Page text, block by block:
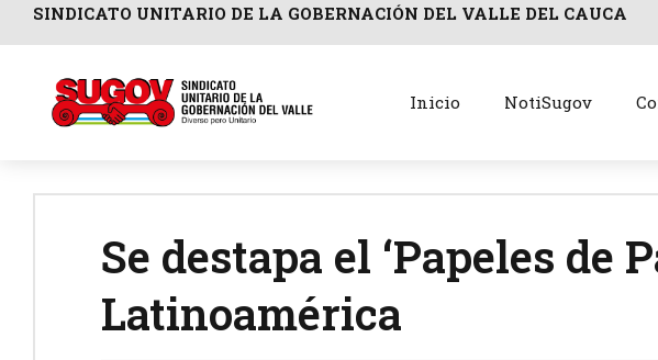
SINDICATO UNITARIO DE LA GOBERNACIÓN DEL VALLE DEL CAUCA
Inicio NotiSugov
Se destapa el ‘Papeles de
Latinoamérica